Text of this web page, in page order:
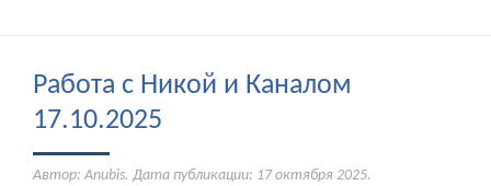
Работа с Никой и Каналом
17.10.2025
Автор: Anubis. Дата публикации: 17 октября 2025.